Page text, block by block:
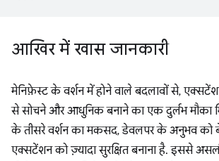
आखिर में खास जानकारी
मेनिफ़ेस्ट के वर्शन में होने वाले बदलावों से,
से सोचने और आधुनिक बनाने का एक दुर्लभ मौका
के तीसरे वर्शन का मकसद, डेवलपर के अनुभव को
एक्सटेंशन को ज़्यादा सुरक्षित बनाना है. इससे